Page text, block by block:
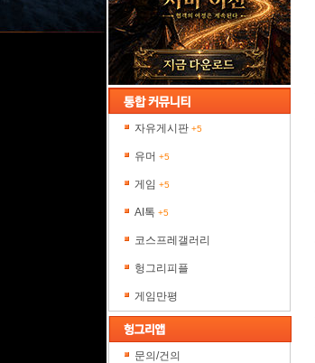
자유게시판 +5
유머 +5
게임 +5
AI톡 +5
코스프레갤러리
헝그리피플
게임만평
문의/건의